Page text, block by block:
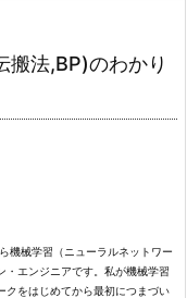
搬法,BP)のわかり
機械学習（ニューラルネットワー
エンジニアです。 私が機械学習
クをはじめてから最初につまづい